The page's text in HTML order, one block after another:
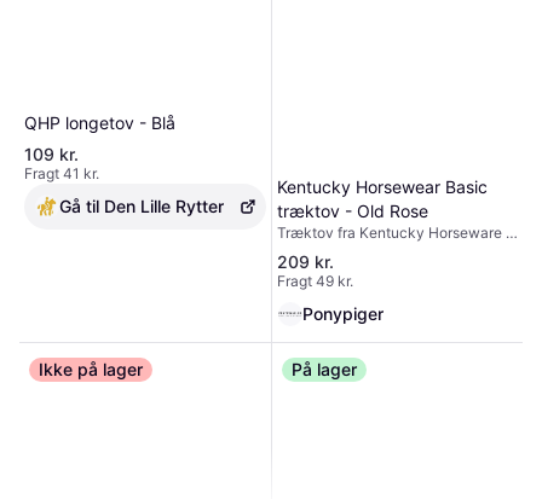
QHP longetov - Blå
109 kr.
Fragt 41 kr.
Gå til Den Lille Rytter
Kentucky Horsewear Basic
træktov - Old Rose
Træktov fra Kentucky Horseware i
blød rundflettet nylon. Brug
træktovet i stalden, under transport
eller hvor som helst din hest skal
fastgøres. Key features: -
Karabinhage i høj kvalitet, der er
nemt at åbne - Meget bløtd for et
behageligt greb - L
209 kr.
Fragt 49 kr.
Ponypiger
Ikke på lager På lager